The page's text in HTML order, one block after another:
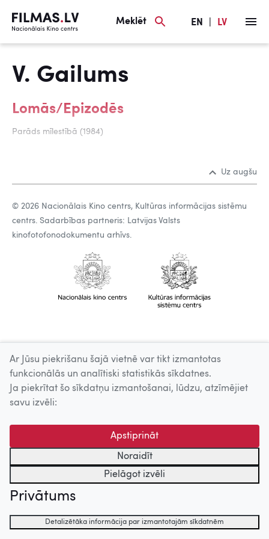
Meklēt EN LV
V. Gailums
Lomās/Epizodēs
Parāds mīlestībā (1984)
Uz augšu
© 2026 Nacionālais Kino centrs, Kultūras informācijas sistēmu
centrs. Sadarbības partneris: Latvijas Valsts
kinofotofonodokumentu arhīvs.
Ar Jūsu piekrišanu šajā vietnē var tikt izmantotas
funkcionālās un analītiski statistikās sīkdatnes.
Ja piekrītat šo sīkdatņu izmantošanai, lūdzu, atzīmējiet
savu izvēli:
Apstiprināt
Noraidīt
Pielāgot izvēli
Privātums
Detalizētāka informācija par izmantotajām sīkdatnēm